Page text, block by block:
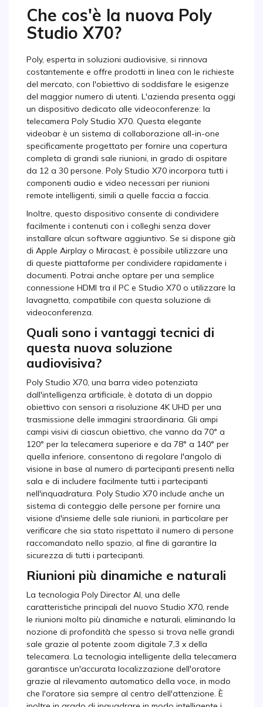
Che cos'è la nuova Poly
Studio X70?
Poly, esperta in soluzioni audiovisive, si rinnova
costantemente e offre prodotti in linea con le richieste
del mercato, con l'obiettivo di soddisfare le esigenze
del maggior numero di utenti. L'azienda presenta oggi
un dispositivo dedicato alle videoconferenze: la
telecamera Poly Studio X70. Questa elegante
videobar è un sistema di collaborazione all-in-one
specificamente progettato per fornire una copertura
completa di grandi sale riunioni, in grado di ospitare
da 12 a 30 persone. Poly Studio X70 incorpora tutti i
componenti audio e video necessari per riunioni
remote intelligenti, simili a quelle faccia a faccia.
Inoltre, questo dispositivo consente di condividere
facilmente i contenuti con i colleghi senza dover
installare alcun software aggiuntivo. Se si dispone già
di Apple Airplay o Miracast, è possibile utilizzare una
di queste piattaforme per condividere rapidamente i
documenti. Potrai anche optare per una semplice
connessione HDMI tra il PC e Studio X70 o utilizzare la
lavagnetta, compatibile con questa soluzione di
videoconferenza.
Quali sono i vantaggi tecnici di
questa nuova soluzione
audiovisiva?
Poly Studio X70, una barra video potenziata
dall'intelligenza artificiale, è dotata di un doppio
obiettivo con sensori a risoluzione 4K UHD per una
trasmissione delle immagini straordinaria. Gli ampi
campi visivi di ciascun obiettivo, che vanno da 70° a
120° per la telecamera superiore e da 78° a 140° per
quella inferiore, consentono di regolare l'angolo di
visione in base al numero di partecipanti presenti nella
sala e di includere facilmente tutti i partecipanti
nell'inquadratura. Poly Studio X70 include anche un
sistema di conteggio delle persone per fornire una
visione d'insieme delle sale riunioni, in particolare per
verificare che sia stato rispettato il numero di persone
raccomandato nello spazio, al fine di garantire la
sicurezza di tutti i partecipanti.
Riunioni più dinamiche e naturali
La tecnologia Poly Director AI, una delle
caratteristiche principali del nuovo Studio X70, rende
le riunioni molto più dinamiche e naturali, eliminando la
nozione di profondità che spesso si trova nelle grandi
sale grazie al potente zoom digitale 7,3 x della
telecamera. La tecnologia intelligente della telecamera
garantisce un'accurata localizzazione dell'oratore
grazie al rilevamento automatico della voce, in modo
che l'oratore sia sempre al centro dell'attenzione. È